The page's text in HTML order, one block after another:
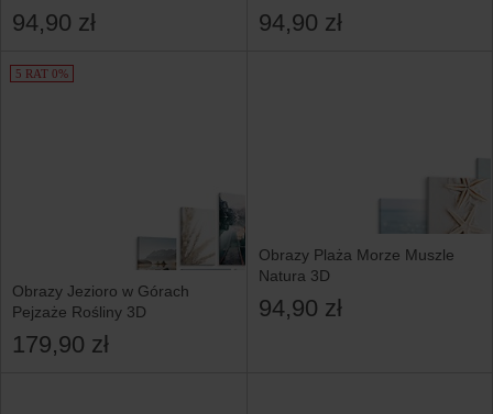
94,90 zł 94,90 zł
5 RAT 0%
Obrazy Jezioro w Górach
Pejzaże Rośliny 3D
179,90 zł
Obrazy Plaża Morze Muszle
Natura 3D
94,90 zł